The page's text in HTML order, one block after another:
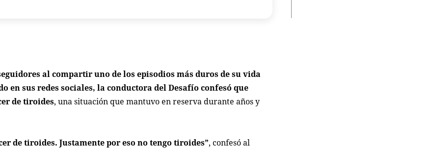
al compartir uno de los episodios más duros de su vida
en sus redes sociales, la conductora delDesafío confesó que
de tiroides, una situación que mantuvo en reserva durante años y
de tiroides. Justamente por eso no tengo tiroides”, confesó al